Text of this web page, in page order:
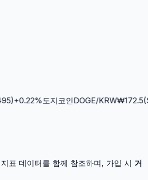
)+0.22%도지코인DOGE/KRW₩172.5($
지표 데이터를 함께 참조하며, 가입 시 거